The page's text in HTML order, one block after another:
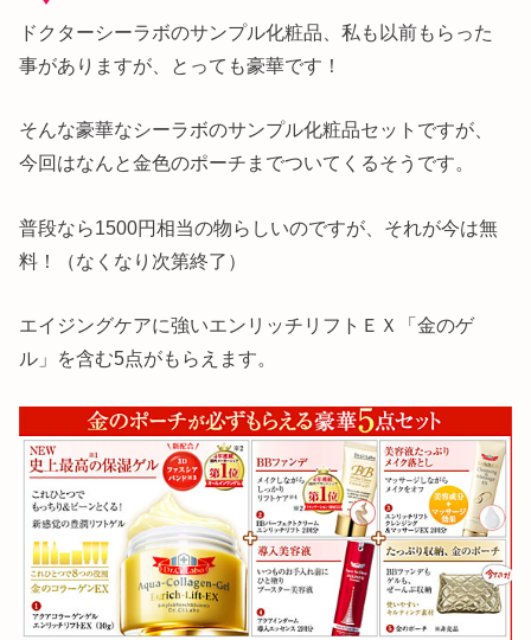
ドクターシーラボのサンプル化粧品、私も以前もらった
事がありますが、とっても豪華です！
そんな豪華なシーラボのサンプル化粧品セットですが、
今回はなんと金色のポーチまでついてくるそうです。
普段なら1500円相当の物らしいのですが、それが今は無
料！（なくなり次第終了）
エイジングケアに強いエンリッチリフトＥＸ「金のゲ
ル」を含む5点がもらえます。